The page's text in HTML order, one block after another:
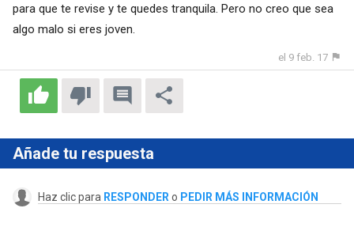
para que te revise y te quedes tranquila. Pero no creo que sea
algo malo si eres joven.
el 9 feb. 17
Añade tu respuesta
Haz clic para RESPONDER o PEDIR MÁS INFORMACIÓN